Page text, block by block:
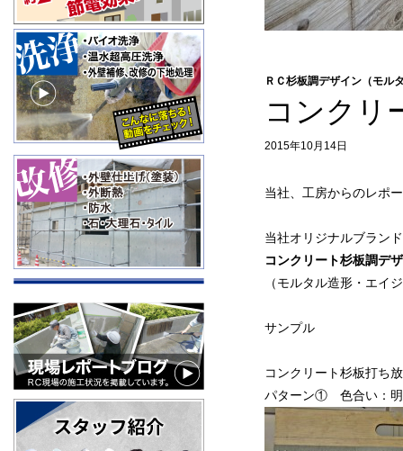
ＲＣ杉板調デザイン（モル
コンク
2015年10月14日
当社、工房からのレポ
当社オリジナルブラ
コンクリート杉板調デ
（モルタル造形・エイ
サンプル
コンクリート杉板打ち
パターン① 色合い：